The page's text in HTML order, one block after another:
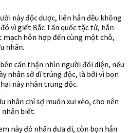
này độc dược, liên hắn đều không
vì giết Bắc Tấn quốc tặc tử, hắn
hỗn hợp đến cùng một chỗ,
nhân.
cẩn thận nhìn người đối diện, nếu
nhân sở dĩ trúng độc, là bởi vì bọn
này nhân trung độc.
nhân chỉ sợ muốn xui xẻo, cho nên
nhân biết.
này đó nhân đưa đi, còn bọn hắn